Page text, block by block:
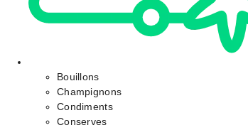
Bouillons
Champignons
Condiments
Conserves